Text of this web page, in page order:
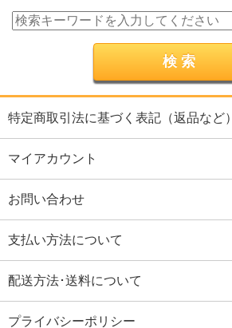
特定商取引法に基づく表記（返品など）
マイアカウント
お問い合わせ
支払い方法について
配送方法･送料について
プライバシーポリシー